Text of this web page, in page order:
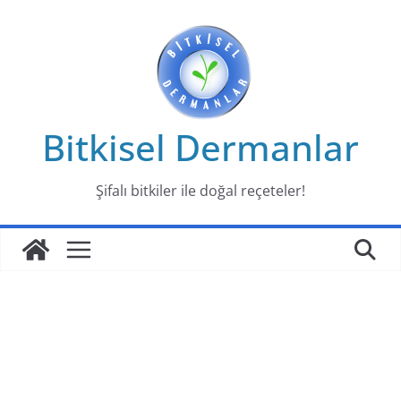
Bitkisel Dermanlar
Şifalı bitkiler ile doğal reçeteler!